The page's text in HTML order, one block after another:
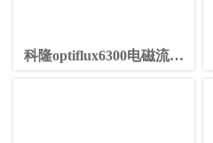
科隆optiflux6300电磁流量